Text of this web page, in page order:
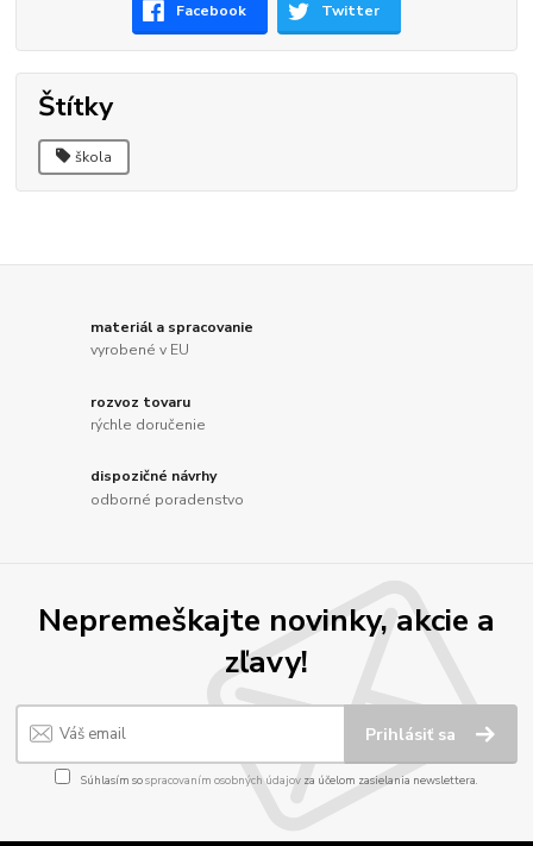
Facebook Twitter
Štítky
škola
materiál a spracovanie
vyrobené v EU
rozvoz tovaru
rýchle doručenie
dispozičné návrhy
odborné poradenstvo
Nepremeškajte novinky, akcie a
zľavy!
Prihlásiť sa
Súhlasím sospracovaním osobných údajov za účelom zasielania newslettera.